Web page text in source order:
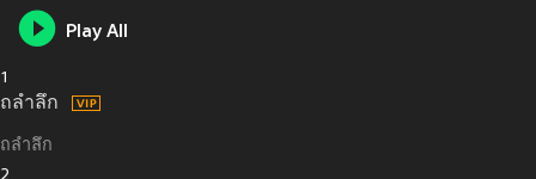
Play All
1
ถลำลึก
ถลำลึก